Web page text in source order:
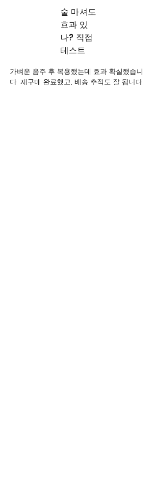
술 마셔도
효과 있
나? 직접
테스트
가벼운 음주 후 복용했는데 효과 확실했습니
다. 재구매 완료했고, 배송 추적도 잘 됩니다.